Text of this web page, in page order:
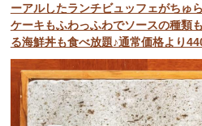
ーアルしたランチビュッフェがちゅ
ケーキもふわっふわでソースの種類
る海鮮丼も食べ放題♪通常価格より